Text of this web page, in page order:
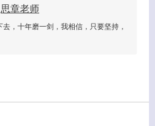
思章老师
，十年磨一剑，我相信，只要坚持，